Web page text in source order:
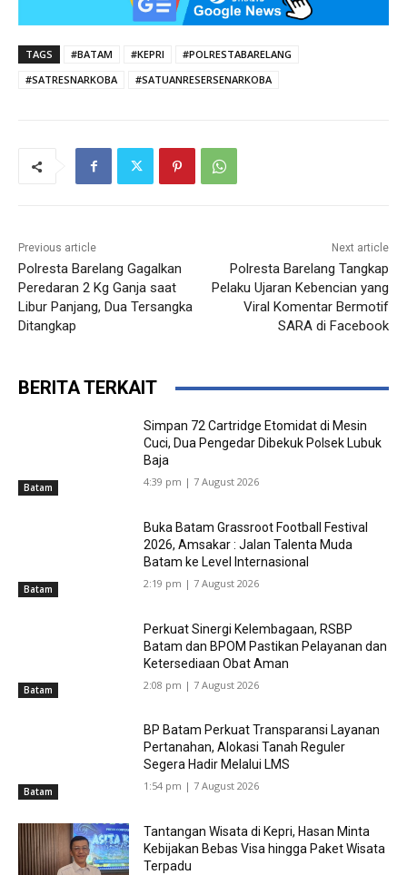
TAGS #BATAM #KEPRI
#POLRESTABARELANG
#SATRESNARKOBA
#SATUANRESERSENARKOBA
Previous article
Polresta Barelang Gagalkan
Peredaran 2 Kg Ganja saat
Libur Panjang, Dua Tersangka
Ditangkap
Next article
Polresta Barelang Tangkap
Pelaku Ujaran Kebencian yang
Viral Komentar Bermotif
SARA di Facebook
BERITA TERKAIT
Batam
Simpan 72 Cartridge Etomidat di Mesin
Cuci, Dua Pengedar Dibekuk Polsek Lubuk
Baja
4:39 pm | 7 August 2026
Batam
Buka Batam Grassroot Football Festival
2026, Amsakar : Jalan Talenta Muda
Batam ke Level Internasional
2:19 pm | 7 August 2026
Batam
Perkuat Sinergi Kelembagaan, RSBP
Batam dan BPOM Pastikan Pelayanan dan
Ketersediaan Obat Aman
2:08 pm | 7 August 2026
Batam
BP Batam Perkuat Transparansi Layanan
Pertanahan, Alokasi Tanah Reguler
Segera Hadir Melalui LMS
1:54 pm | 7 August 2026
Tantangan Wisata di Kepri, Hasan Minta
Kebijakan Bebas Visa hingga Paket Wisata
Terpadu